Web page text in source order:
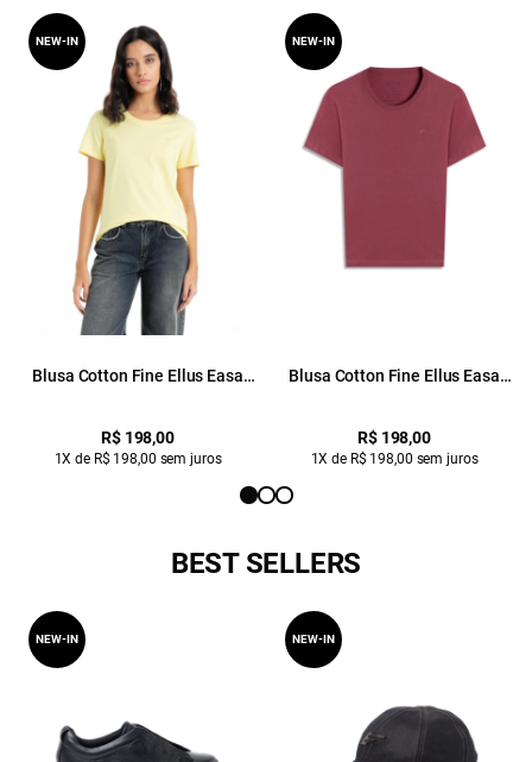
Blusa Cotton Fine Ellus Easa
R$ 198,00
1X de R$ 198,00 sem juros
NEW-IN
Blusa Cotton Fine Ellus Easa
R$ 198,00
1X de R$ 198,00 sem juros
NEW-IN
BEST SELLERS
NEW-IN NEW-IN